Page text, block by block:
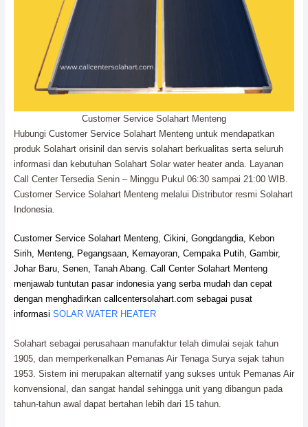
Customer Service Solahart Menteng
Hubungi Customer Service Solahart Menteng untuk mendapatkan
produk Solahart orisinil dan servis solahart berkualitas serta seluruh
informasi dan kebutuhan Solahart Solar water heater anda. Layanan
Call Center Tersedia Senin – Minggu Pukul 06:30 sampai 21:00 WIB.
Customer Service Solahart Menteng melalui Distributor resmi Solahart
Indonesia.
Customer Service Solahart Menteng, Cikini, Gongdangdia, Kebon
Sirih, Menteng, Pegangsaan, Kemayoran, Cempaka Putih, Gambir,
Johar Baru, Senen, Tanah Abang. Call Center Solahart Menteng
menjawab tuntutan pasar indonesia yang serba mudah dan cepat
dengan menghadirkan callcentersolahart.com sebagai pusat
informasi SOLAR WATER HEATER
Solahart sebagai perusahaan manufaktur telah dimulai sejak tahun
1905, dan memperkenalkan Pemanas Air Tenaga Surya sejak tahun
1953. Sistem ini merupakan alternatif yang sukses untuk Pemanas Air
konvensional, dan sangat handal sehingga unit yang dibangun pada
tahun-tahun awal dapat bertahan lebih dari 15 tahun.